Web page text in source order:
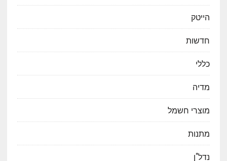
הייטק
חדשות
כללי
מדיה
מוצרי חשמל
מתנות
נדל"ן